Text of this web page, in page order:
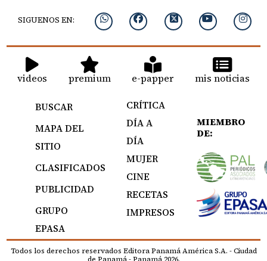
SIGUENOS EN:
videos premium e-papper mis noticias
BUSCAR
MAPA DEL
SITIO
CLASIFICADOS
PUBLICIDAD
GRUPO
EPASA
CRÍTICA
DÍA A
DÍA
MUJER
CINE
RECETAS
IMPRESOS
MIEMBRO
DE:
Todos los derechos reservados Editora Panamá América S.A. - Ciudad
de Panamá - Panamá 2026.